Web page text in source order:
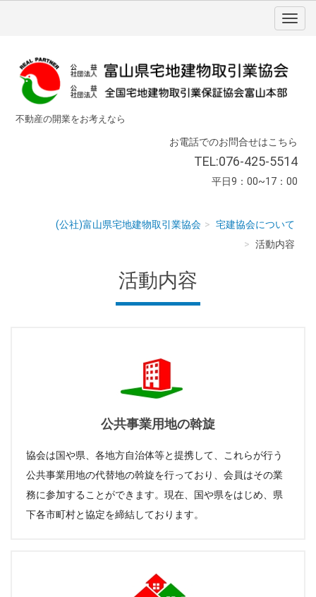
不動産の開業をお考えなら
お電話でのお問合せはこちら
TEL:076-425-5514
平日9：00~17：00
(公社)富山県宅地建物取引業協会
宅建協会について
活動内容
活動内容
公共事業用地の斡旋
協会は国や県、各地方自治体等と提携して、これらが行う
公共事業用地の代替地の斡旋を行っており、会員はその業
務に参加することができます。現在、国や県をはじめ、県
下各市町村と協定を締結しております。